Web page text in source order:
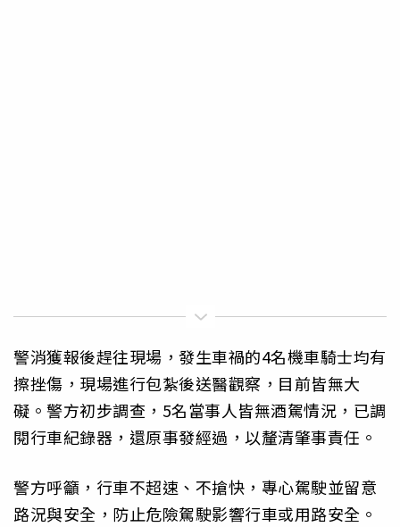
警消獲報後趕往現場，發生車禍的4名機車騎士均有
擦挫傷，現場進行包紮後送醫觀察，目前皆無大
礙。警方初步調查，5名當事人皆無酒駕情況，已調
閱行車紀錄器，還原事發經過，以釐清肇事責任。
警方呼籲，行車不超速、不搶快，專心駕駛並留意
路況與安全，防止危險駕駛影響行車或用路安全。